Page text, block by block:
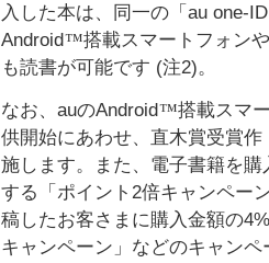
入した本は、同一の「au one-
Android™搭載スマートフォン
も読書が可能です (注2)。
なお、auのAndroid™搭載スマ
供開始にあわせ、直木賞受賞
施します。また、電子書籍を
する「ポイント2倍キャンペー
稿したお客さまに購入金額の
キャンペーン」などのキャン